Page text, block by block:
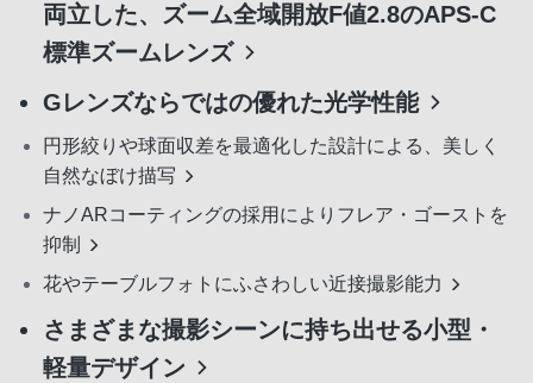
両立した、ズーム全域開放F値2.8のAPS-C
標準ズームレンズ
Gレンズならではの優れた光学性能
円形絞りや球面収差を最適化した設計による、美しく
自然なぼけ描写
ナノARコーティングの採用によりフレア・ゴーストを
抑制
花やテーブルフォトにふさわしい近接撮影能力
さまざまな撮影シーンに持ち出せる小型・
軽量デザイン